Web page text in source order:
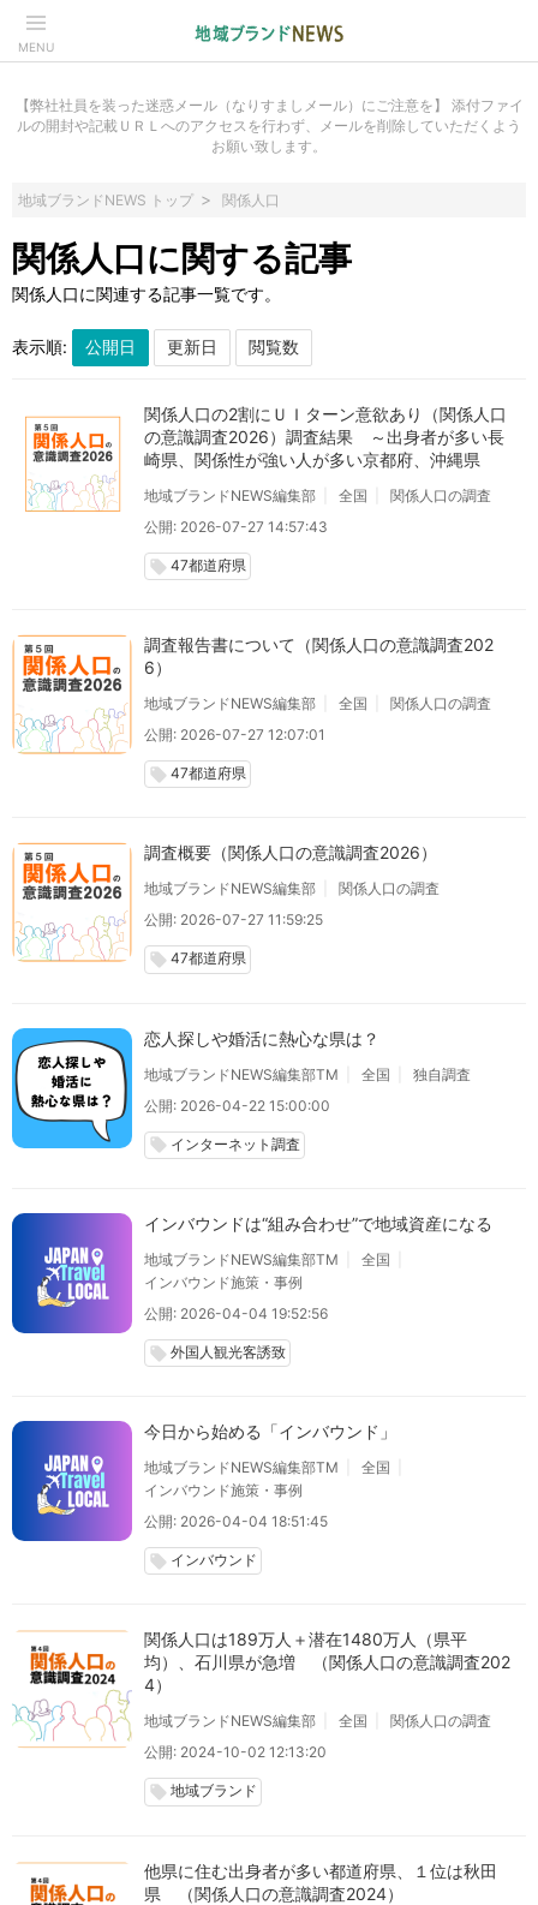
MENU
【弊社社員を装った迷惑メール（なりすましメール）にご注意を】 添付ファイ
ルの開封や記載ＵＲＬへのアクセスを行わず、メールを削除していただくよう
お願い致します。
地域ブランドNEWS トップ 関係人口
関係人口に関する記事
関係人口に関連する記事一覧です。
表示順:
関係人口の2割にＵＩターン意欲あり（関係人口
の意識調査2026）調査結果 ～出身者が多い長
崎県、関係性が強い人が多い京都府、沖縄県
地域ブランドNEWS編集部 全国
関係人口の調査
公開: 2026-07-27 14:57:43
local_offer 47都道府県
調査報告書について（関係人口の意識調査202
6）
地域ブランドNEWS編集部 全国
関係人口の調査
公開: 2026-07-27 12:07:01
local_offer 47都道府県
調査概要（関係人口の意識調査2026）
地域ブランドNEWS編集部
関係人口の調査
公開: 2026-07-27 11:59:25
local_offer 47都道府県
恋人探しや婚活に熱心な県は？
地域ブランドNEWS編集部TM 全国
独自調査
公開: 2026-04-22 15:00:00
local_offer インターネット調査
インバウンドは“組み合わせ”で地域資産になる
地域ブランドNEWS編集部TM
全国
インバウンド施策・事例
公開: 2026-04-04 19:52:56
local_offer 外国人観光客誘致
今日から始める「インバウンド」
地域ブランドNEWS編集部TM
全国
インバウンド施策・事例
公開: 2026-04-04 18:51:45
local_offer インバウンド
関係人口は189万人＋潜在1480万人（県平
均）、石川県が急増 （関係人口の意識調査202
4）
地域ブランドNEWS編集部 全国
関係人口の調査
公開: 2024-10-02 12:13:20
local_offer 地域ブランド
他県に住む出身者が多い都道府県、１位は秋田
県 （関係人口の意識調査2024）